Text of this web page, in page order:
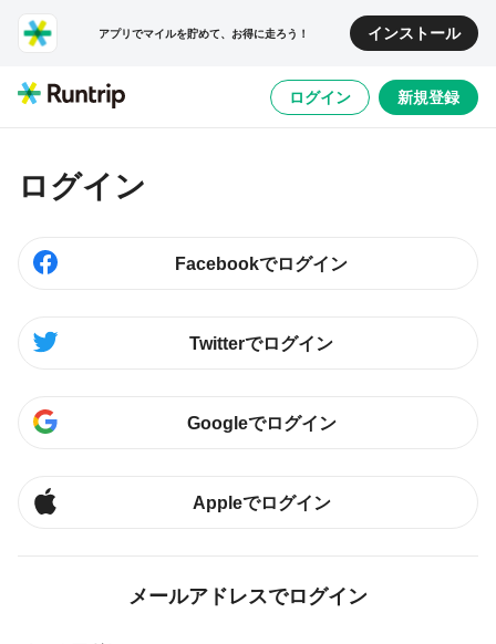
アプリでマイルを貯めて、お得に走ろう！ インストール
ログイン 新規登録
ログイン
Facebookでログイン
Twitterでログイン
Googleでログイン
Appleでログイン
メールアドレスでログイン